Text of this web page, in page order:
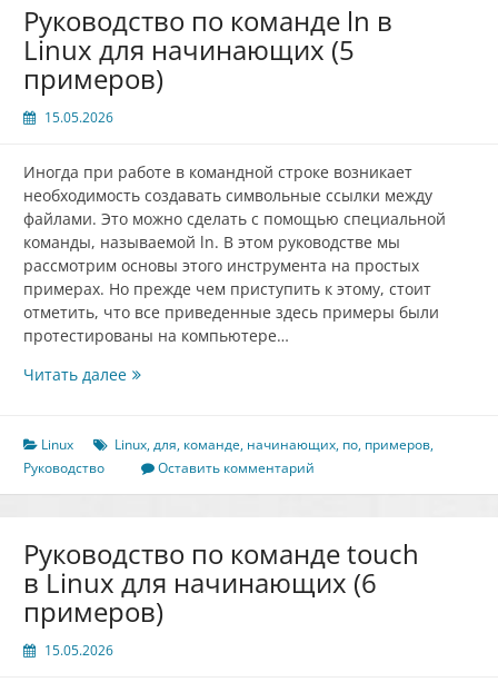
Руководство по команде ln в
Linux для начинающих (5
примеров)
15.05.2026
Иногда при работе в командной строке возникает
необходимость создавать символьные ссылки между
файлами. Это можно сделать с помощью специальной
команды, называемой ln. В этом руководстве мы
рассмотрим основы этого инструмента на простых
примерах. Но прежде чем приступить к этому, стоит
отметить, что все приведенные здесь примеры были
протестированы на компьютере…
Читать далееРуководство
ln
Linux
(5
примеров)
Linux Linux,для, команде, начинающих, по, примеров,
Руководство
Оставить комментарий
Руководство по команде touch
в Linux для начинающих (6
примеров)
15.05.2026